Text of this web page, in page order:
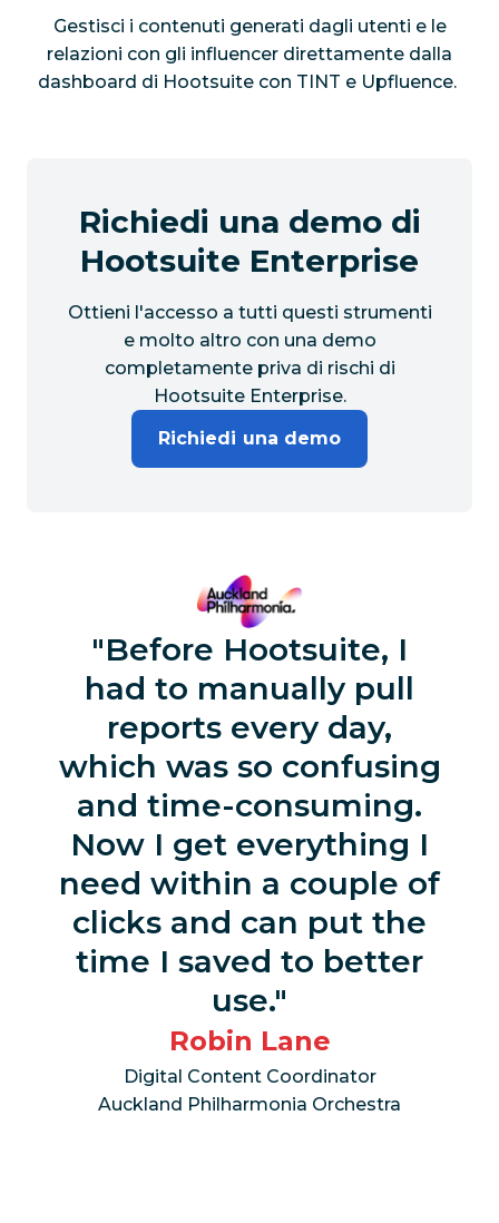
Gestisci i contenuti generati dagli utenti e le
relazioni con gli influencer direttamente dalla
dashboard di Hootsuite con TINT e Upfluence.
Richiedi una demo di
Hootsuite Enterprise
Ottieni l'accesso a tutti questi strumenti
e molto altro con una demo
completamente priva di rischi di
Hootsuite Enterprise.
Richiedi una demo
Before Hootsuite, I
had to manually pull
reports every day,
which was so confusing
and time-consuming.
Now I get everything I
need within a couple of
clicks and can put the
time I saved to better
use.
Robin Lane
Digital Content Coordinator
Auckland Philharmonia Orchestra